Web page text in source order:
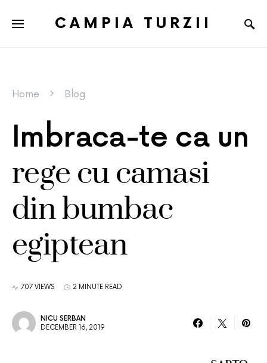
CAMPIA TURZII
Home Blog
Imbraca-te ca un
rege cu camasi
din bumbac
egiptean
707 VIEWS 2 MINUTE READ
NICU SERBAN
DECEMBER 16, 2019